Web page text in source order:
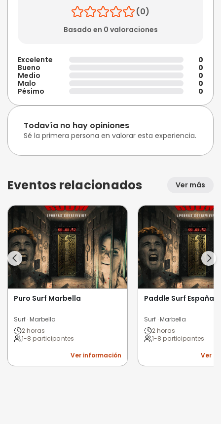
(0)
Basado en 0 valoraciones
Excelente
0
Bueno
0
Medio
0
Malo
0
Pésimo
0
Todavía no hay opiniones
Sé la primera persona en valorar esta experiencia.
Eventos relacionados Ver más
Puro Surf Marbella
Surf · Marbella
2 horas
1-8 participantes
Ver información
Paddle Surf España
Surf · Marbella
2 horas
1-8 participantes
Ver